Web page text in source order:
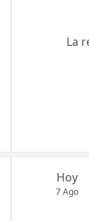
La
Hoy
7 Ago